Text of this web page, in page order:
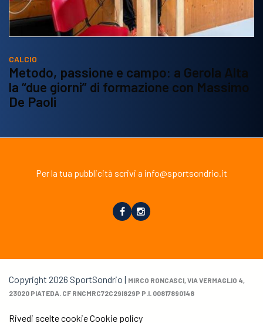
CALCIO
Metodo, passione e campo: a Gerola Alta
la “due giorni” di formazione con Massimo
De Paoli
Per la tua pubblicità scrivi a info@sportsondrio.it
Copyright 2026 SportSondrio | MIRCO RONCASCI, VIA VERMAGLIO 4,
23020 PIATEDA. CF RNCMRC72C29I829P P.I. 00817890148
Rivedi scelte cookieCookie policy